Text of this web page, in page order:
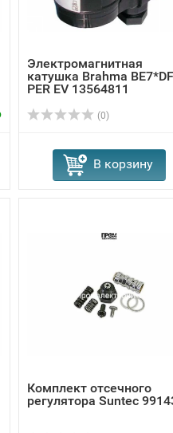
Электромагнитная
катушка Brahma
PER EV 13564811
(0)
В корзину
Комплект отсечного
регулятора Suntec